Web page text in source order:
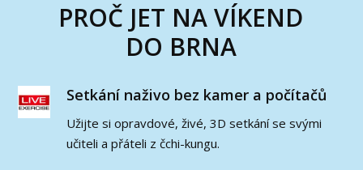
PROČ JET NA VÍKEND
DO BRNA
Setkání naživo bez kamer a počítačů
Užijte si opravdové, živé, 3D setkání se svými
učiteli a přáteli z čchi-kungu.